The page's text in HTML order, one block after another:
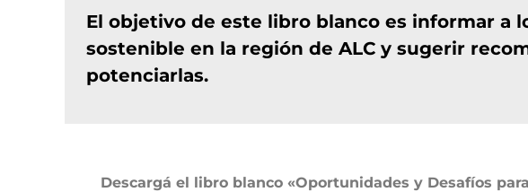
El objetivo de este libro blanco es informar a
sostenible en la región de ALC y sugerir
potenciarlas.
Descargá el libro blanco «Oportunidades y Desafíos